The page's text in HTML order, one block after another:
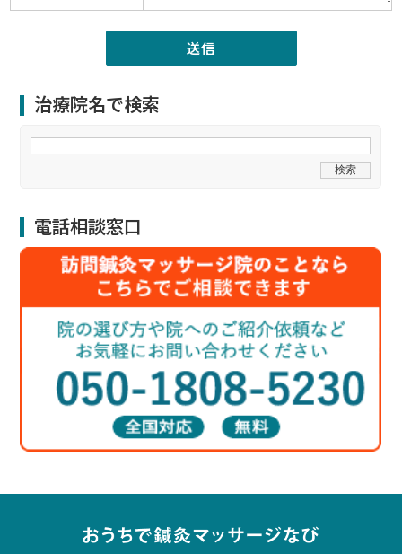
治療院名で検索
電話相談窓口